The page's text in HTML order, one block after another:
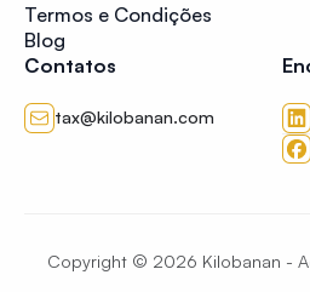
Termos e Condições
Blog
Contatos
tax@kilobanan.com
Copyright © 2026 Kilobanan -